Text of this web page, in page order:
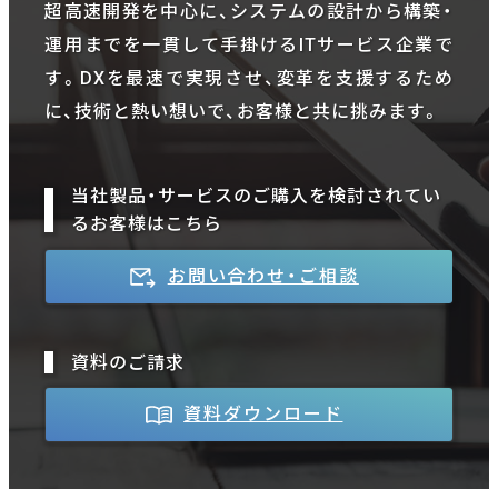
超高速開発を中心に、システムの設計から構築・
運用までを一貫して手掛けるITサービス企業で
す。DXを最速で実現させ、変革を支援するため
に、技術と熱い想いで、お客様と共に挑みます。
当社製品・サービスのご購入を検討されてい
るお客様はこちら
お問い合わせ・ご相談
資料のご請求
資料ダウンロード